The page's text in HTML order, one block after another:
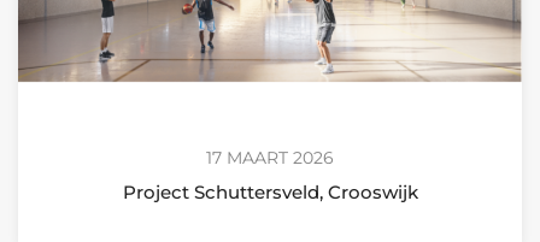
17 MAART 2026
Project Schuttersveld, Crooswijk